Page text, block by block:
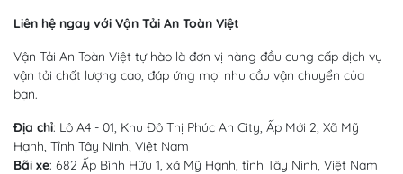
Liên hệ ngay với Vận Tải An Toàn Việt
Vận Tải An Toàn Việt tự hào là đơn vị hàng đầu cung cấp dịch vụ
vận tải chất lượng cao, đáp ứng mọi nhu cầu vận chuyển của
bạn.
Địa chỉ: Lô A4 - 01, Khu Đô Thị Phúc An City, Ấp Mới 2, Xã Mỹ
Hạnh, Tỉnh Tây Ninh, Việt Nam
Bãi xe: 682 Ấp Bình Hữu 1, xã Mỹ Hạnh, tỉnh Tây Ninh, Việt Nam